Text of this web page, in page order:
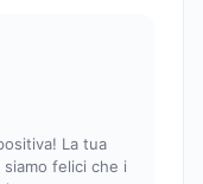
La tua
felici che i